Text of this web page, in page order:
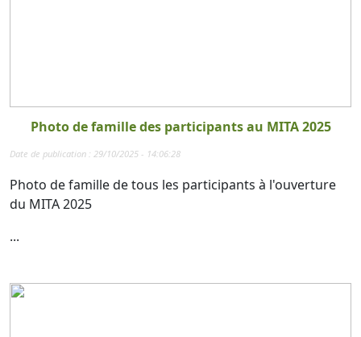
Photo de famille des participants au MITA 2025
Date de publication : 29/10/2025 - 14:06:28
Photo de famille de tous les participants à l'ouverture
du MITA 2025
...